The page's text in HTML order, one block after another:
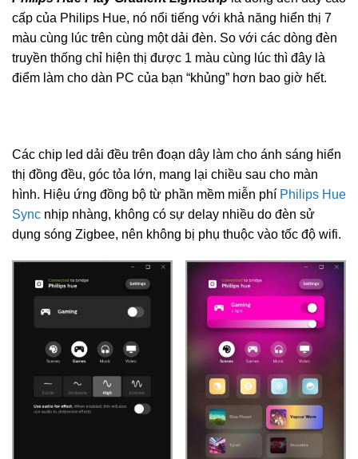
cấp của Philips Hue, nó nổi tiếng với khả năng hiển thị 7
màu cùng lúc trên cùng một dải đèn. So với các dòng đèn
truyền thống chỉ hiện thị được 1 màu cùng lúc thì đây là
điểm làm cho dàn PC của bạn “khủng” hơn bao giờ hết.
Các chip led dải đều trên đoạn dây làm cho ánh sáng hiển
thị đồng đều, góc tỏa lớn, mang lại chiều sau cho màn
hình. Hiệu ứng đồng bộ từ phần mềm miễn phí Philips Hue
Sync nhịp nhàng, không có sự delay nhiều do đèn sử
dụng sóng Zigbee, nên không bị phụ thuộc vào tốc độ wifi.